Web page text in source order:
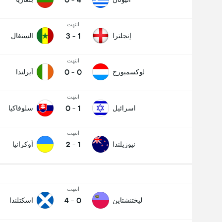
إنجلترا
انتهت
1
-
3 السنغال
لوكسمبورج
انتهت
0
-
0 أيرلندا
اسرائيل
انتهت
1
-
0 سلوفاكيا
نيوزيلندا
انتهت
1
-
2 أوكرانيا
ليختنشتاين
انتهت
0
-
4 اسكتلندا